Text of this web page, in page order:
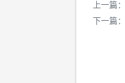
上一篇：
下一篇：